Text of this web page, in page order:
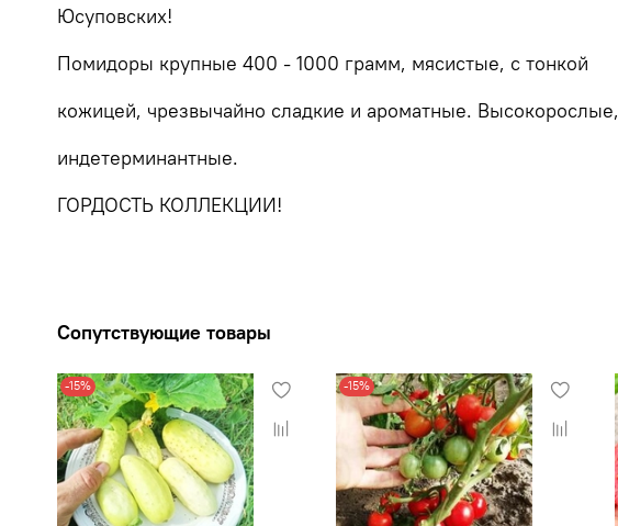
Юсуповских!
Помидоры крупные 400 - 1000 грамм, мясистые, с тонкой
кожицей, чрезвычайно сладкие и ароматные. Высокорослые,
индетерминантные.
ГОРДОСТЬ КОЛЛЕКЦИИ!
Сопутствующие товары
-15% -15%